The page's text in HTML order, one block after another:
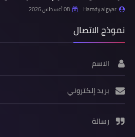
Hamdy algyar 08 أغسطس 2026
نموذج الاتصال
الاسم
بريد إلكتروني
رسالة